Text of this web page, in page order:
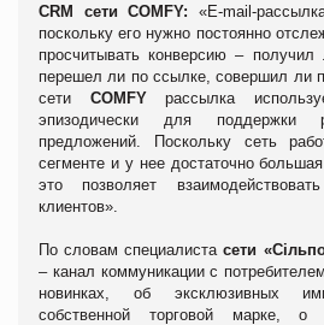
CRM
сети COMFY: «Е-mail-
поскольку его нужно постоянно
просчитывать конверсию – получил
перешел ли по ссылке, совершил ли
сети COMFYрассылка
эпизодически для поддержки
предложений. Поскольку сеть
сегменте и у нее достаточно
это позволяет
клиентов».
По словам специалистасети «Сі
– канал коммуникации с
новинках, об эксклюзивных
собственной торговой марке, о